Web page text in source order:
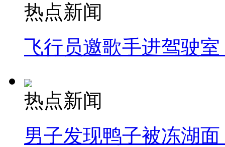
热点新闻
飞行员邀歌手进驾驶
热点新闻
男子发现鸭子被冻湖